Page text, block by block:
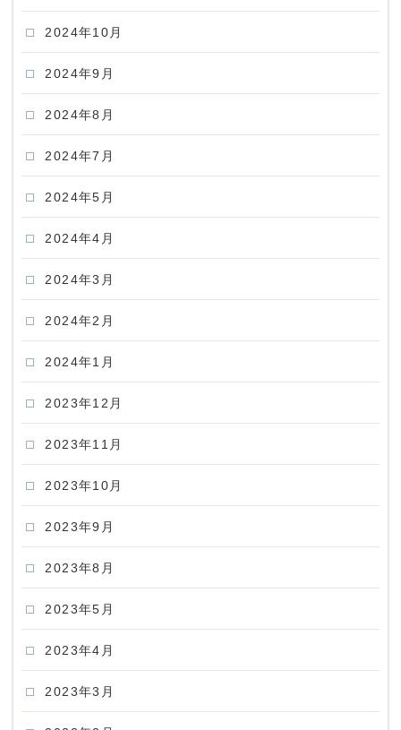
2024年10月
2024年9月
2024年8月
2024年7月
2024年5月
2024年4月
2024年3月
2024年2月
2024年1月
2023年12月
2023年11月
2023年10月
2023年9月
2023年8月
2023年5月
2023年4月
2023年3月